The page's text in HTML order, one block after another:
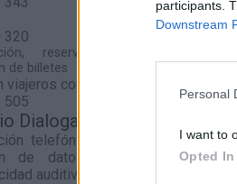
participants.
Downstream
Personal
I want to
Opted In
320
reserva, venta, cambio y
de billetes
viajeros con discapacidad
505
Dialoga:
telefónica de Adif a través
de datos para personas
auditiva.